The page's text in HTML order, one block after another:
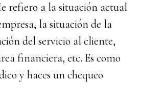
refiero a la situación actual
la situación de la
del servicio al cliente,
financiera, etc. Es como
y haces un chequeo